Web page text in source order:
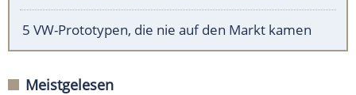
5 VW-Prototypen, die nie auf den Markt kamen
Meistgelesen